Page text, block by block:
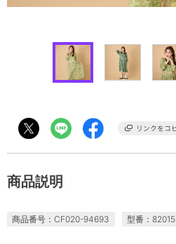
商品説明
商品番号：CF020-94693 型番：